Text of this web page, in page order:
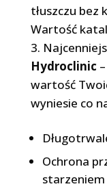
tłuszczu bez
Wartość
3.
Hydroclinic
wartość
wyniesie co
Ochrona